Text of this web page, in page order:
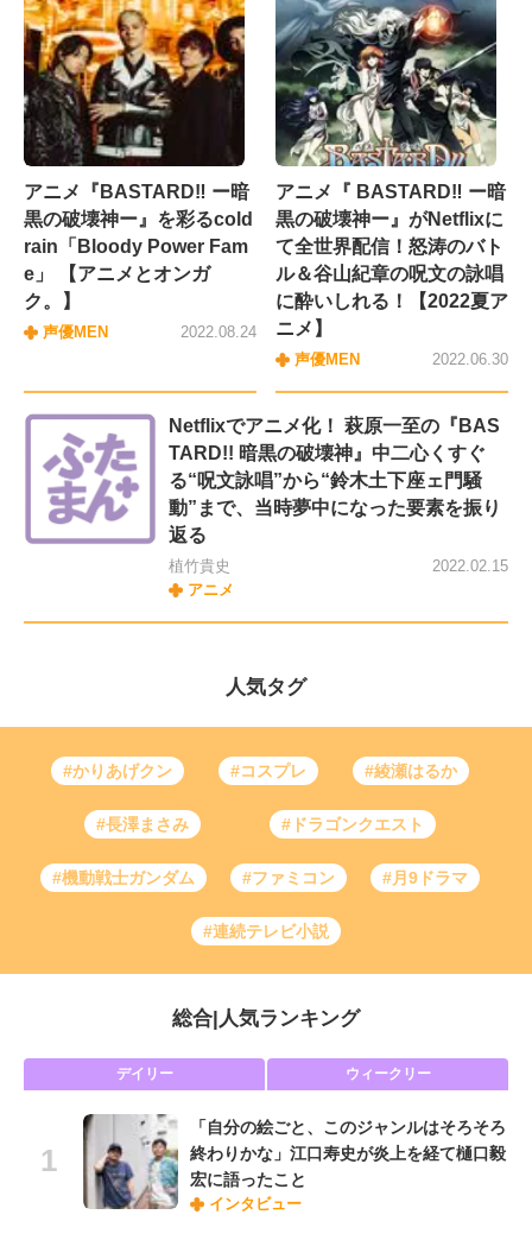
アニメ『BASTARD‼ ー暗
黒の破壊神ー』を彩るcold
rain「Bloody Power Fam
e」 【アニメとオンガ
ク。】
声優MEN 2022.08.24
アニメ『 BASTARD‼ ー暗
黒の破壊神ー』がNetflixに
て全世界配信！怒涛のバト
ル＆谷山紀章の呪文の詠唱
に酔いしれる！【2022夏ア
ニメ】
声優MEN 2022.06.30
Netflixでアニメ化！ 萩原一至の『BAS
TARD!! 暗黒の破壊神』中二心くすぐ
る“呪文詠唱”から“鈴木土下座ェ門騒
動”まで、当時夢中になった要素を振り
返る
植竹貴史
アニメ
2022.02.15
人気タグ
#かりあげクン #コスプレ #綾瀬はるか
#長澤まさみ #ドラゴンクエスト
#機動戦士ガンダム #ファミコン #月9ドラマ
#連続テレビ小説
総合 人気ランキング
デイリー ウィークリー
「自分の絵ごと、このジャンルはそろそろ
終わりかな」江口寿史が炎上を経て樋口毅
宏に語ったこと
インタビュー